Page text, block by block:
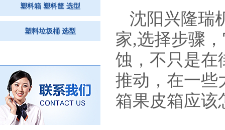
塑料箱 塑料筐 选型
塑料垃圾桶 选型
沈阳兴隆瑞
家,选择步骤
蚀，不只是在
推动，在一些
箱果皮箱应该